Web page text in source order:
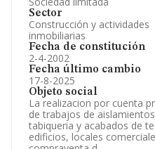
Sector
Construcción y actividades
inmobiliarias
Fecha de constitución
2-4-2002
Fecha último cambio
17-8-2025
Objeto social
La realizacion por cuenta
de trabajos de
tabiqueria y acabados de
edificios, locales